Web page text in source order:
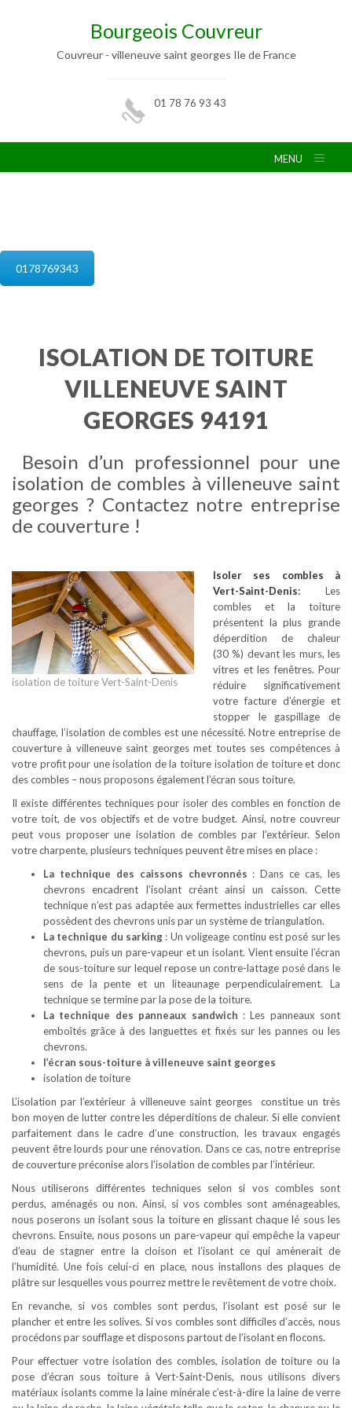
Bourgeois Couvreur
Couvreur - villeneuve saint georges Ile de France
01 78 76 93 43
MENU
0178769343
ISOLATION DE TOITURE
VILLENEUVE SAINT
GEORGES 94191
Besoin d’un professionnel pour une
isolation de combles à villeneuve saint
georges ? Contactez notre entreprise
de couverture !
isolation de toiture Vert-Saint-Denis
Isoler ses combles à
Vert-Saint-Denis: Les
combles et la toiture
présentent la plus grande
déperdition de chaleur
(30 %) devant les murs, les
vitres et les fenêtres. Pour
réduire significativement
votre facture d’énergie et
stopper le gaspillage de
chauffage, l’isolation de combles est une nécessité. Notre entreprise de
couverture à villeneuve saint georges met toutes ses compétences à
votre profit pour une isolation de la toiture isolation de toiture et donc
des combles – nous proposons également l’écran sous toiture.
Il existe différentes techniques pour isoler des combles en fonction de
votre toit, de vos objectifs et de votre budget. Ainsi, notre couvreur
peut vous proposer une isolation de combles par l’extérieur. Selon
votre charpente, plusieurs techniques peuvent être mises en place :
La technique des caissons chevronnés : Dans ce cas, les
chevrons encadrent l’isolant créant ainsi un caisson. Cette
technique n’est pas adaptée aux fermettes industrielles car elles
possèdent des chevrons unis par un système de triangulation.
La technique du sarking : Un voligeage continu est posé sur les
chevrons, puis un pare-vapeur et un isolant. Vient ensuite l’écran
de sous-toiture sur lequel repose un contre-lattage posé dans le
sens de la pente et un liteaunage perpendiculairement. La
technique se termine par la pose de la toiture.
La technique des panneaux sandwich : Les panneaux sont
emboîtés grâce à des languettes et fixés sur les pannes ou les
chevrons.
l’écran sous-toiture à villeneuve saint georges
isolation de toiture
L’isolation par l’extérieur à villeneuve saint georges constitue un très
bon moyen de lutter contre les déperditions de chaleur. Si elle convient
parfaitement dans le cadre d’une construction, les travaux engagés
peuvent être lourds pour une rénovation. Dans ce cas, notre entreprise
de couverture préconise alors l’isolation de combles par l’intérieur.
Nous utiliserons différentes techniques selon si vos combles sont
perdus, aménagés ou non. Ainsi, si vos combles sont aménageables,
nous poserons un isolant sous la toiture en glissant chaque lé sous les
chevrons. Ensuite, nous posons un pare-vapeur qui empêche la vapeur
d’eau de stagner entre la cloison et l’isolant ce qui amènerait de
l’humidité. Une fois celui-ci en place, nous installons des plaques de
plâtre sur lesquelles vous pourrez mettre le revêtement de votre choix.
En revanche, si vos combles sont perdus, l’isolant est posé sur le
plancher et entre les solives. Si vos combles sont difficiles d’accès, nous
procédons par soufflage et disposons partout de l’isolant en flocons.
Pour effectuer votre isolation des combles, isolation de toiture ou la
pose d’écran sous toiture à Vert-Saint-Denis, nous utilisons divers
matériaux isolants comme la laine minérale c’est-à-dire la laine de verre